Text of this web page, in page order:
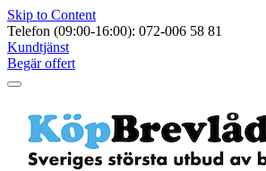
Skip to Content
Telefon (09:00-16:00): 072-006 58 81
Kundtjänst
Begär offert